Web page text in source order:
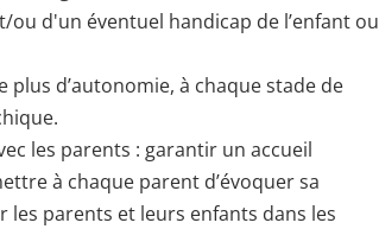
d'un éventuel handicap de l’enfant ou
plus d’autonomie, à chaque stade de
les parents : garantir un accueil
à chaque parent d’évoquer sa
parents et leurs enfants dans les